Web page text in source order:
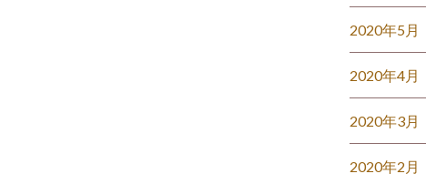
2020年5月
2020年4月
2020年3月
2020年2月